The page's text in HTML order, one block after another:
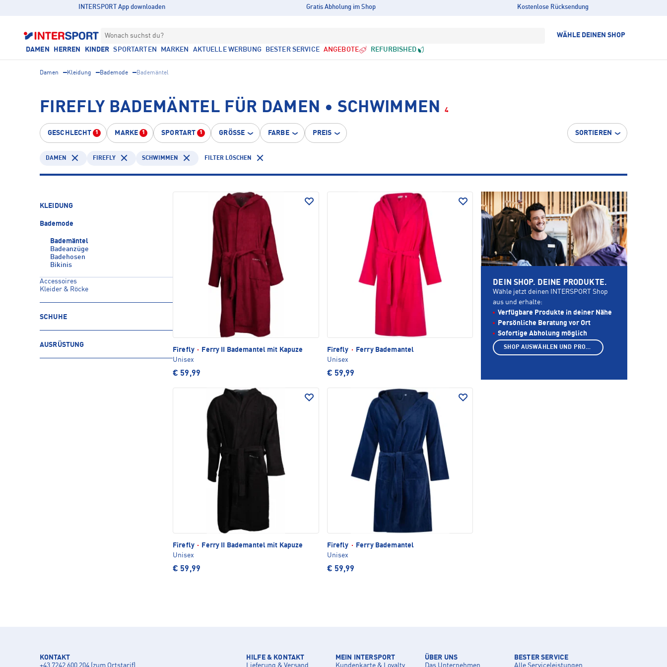
INTERSPORT App downloaden Gratis Abholung im Shop Kostenlose Rücksendung
Wonach suchst du? WÄHLE DEINEN SHOP
DAMEN HERREN KINDER SPORTARTEN MARKEN AKTUELLE WERBUNG BESTER SERVICE ANGEBOTE REFURBISHED
Damen Kleidung Bademode Bademäntel
FIREFLY BADEMÄNTEL FÜR DAMEN • SCHWIMMEN 4
GESCHLECHT 1 MARKE 1 SPORTART 1 GRÖSSE FARBE PREIS SORTIEREN
DAMEN FIREFLY SCHWIMMEN FILTER LÖSCHEN
KLEIDUNG
Bademode
Bademäntel
Badeanzüge
Badehosen
Bikinis
Accessoires
Kleider & Röcke
SCHUHE
AUSRÜSTUNG
Firefly ·
Ferry II Bademantel mit Kapuze
Unisex
€ 59,99
Firefly ·
Ferry Bademantel
Unisex
€ 59,99
Firefly ·
Ferry II Bademantel mit Kapuze
Unisex
€ 59,99
Firefly ·
Ferry Bademantel
Unisex
€ 59,99
DEIN SHOP. DEINE PRODUKTE.
Wähle jetzt deinen INTERSPORT Shop
aus und erhalte:
Verfügbare Produkte in deiner Nähe
Persönliche Beratung vor Ort
Sofortige Abholung möglich
SHOP AUSWÄHLEN UND PRODUKTE ANZEIGEN
KONTAKT
HILFE & KONTAKT
MEIN INTERSPORT
ÜBER UNS
BESTER SERVICE